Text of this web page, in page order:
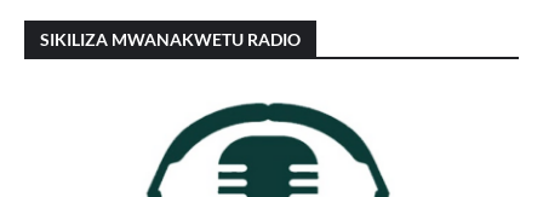
SIKILIZA MWANAKWETU RADIO